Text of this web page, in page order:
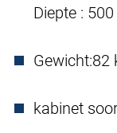
Diepte :
Gewicht:82
kabinet